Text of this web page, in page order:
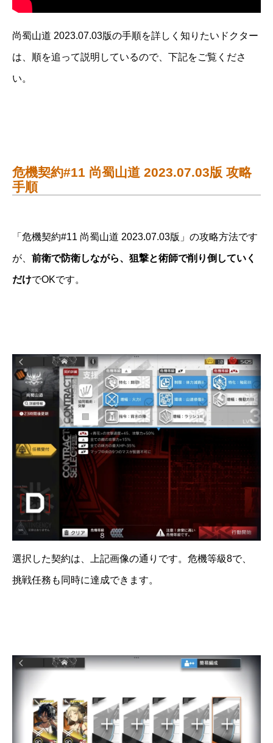
尚蜀山道 2023.07.03版の手順を詳しく知りたいドクター
は、順を追って説明しているので、下記をご覧くださ
い。
危機契約#11 尚蜀山道 2023.07.03版 攻略
手順
「危機契約#11 尚蜀山道 2023.07.03版」の攻略方法です
が、 前衛で防衛しながら、狙撃と術師で削り倒していく
だけでOKです。
選択した契約は、上記画像の通りです。危機等級8で、
挑戦任務も同時に達成できます。